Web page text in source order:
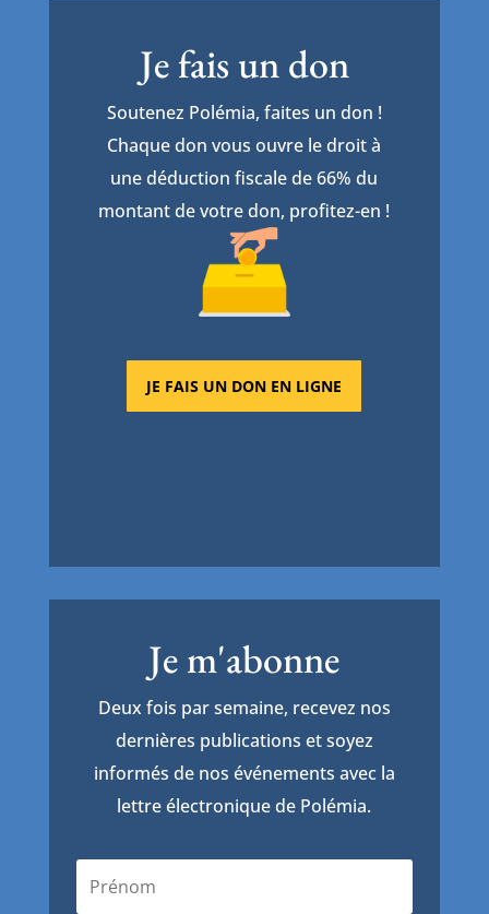
Je fais un don
Soutenez Polémia, faites un don !
Chaque don vous ouvre le droit à
une déduction fiscale de 66% du
montant de votre don, profitez-en !
JE FAIS UN DON EN LIGNE
Je m'abonne
Deux fois par semaine, recevez nos
dernières publications et soyez
informés de nos événements avec la
lettre électronique de Polémia.